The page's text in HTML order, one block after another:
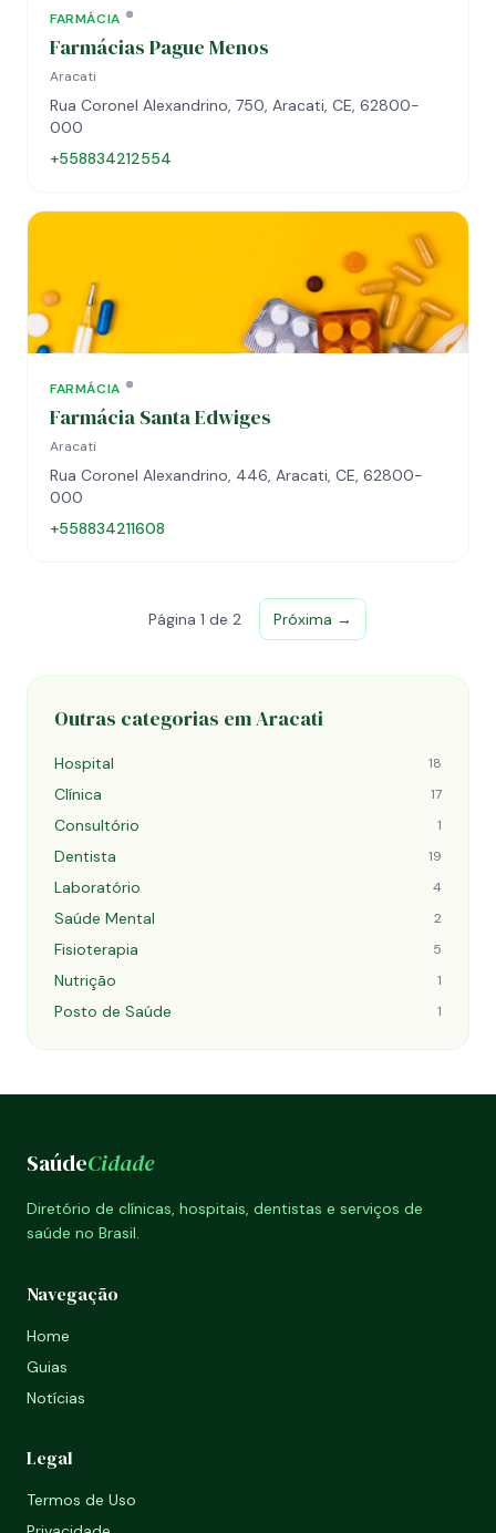
FARMÁCIA
Farmácias Pague Menos
Aracati
Rua Coronel Alexandrino, 750, Aracati, CE, 62800-
000
+558834212554
FARMÁCIA
Farmácia Santa Edwiges
Aracati
Rua Coronel Alexandrino, 446, Aracati, CE, 62800-
000
+558834211608
Página 1 de 2 Próxima →
Outras categorias em Aracati
Hospital 18
Clínica 17
Consultório 1
Dentista 19
Laboratório 4
Saúde Mental 2
Fisioterapia 5
Nutrição 1
Posto de Saúde 1
SaúdeCidade
Diretório de clínicas, hospitais, dentistas e serviços de
saúde no Brasil.
Navegação
Home
Guias
Notícias
Legal
Termos de Uso